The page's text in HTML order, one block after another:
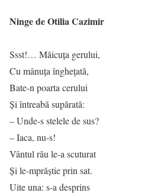
Ninge de Otilia Cazimir
Ssst!… Măicuța gerului,
Cu mânuța înghețată,
Bate-n poarta cerului
Și întreabă supărată:
– Unde-s stelele de sus?
– Iaca, nu-s!
Vântul rău le-a scuturat
Și le-mprăștie prin sat.
Uite una: s-a desprins